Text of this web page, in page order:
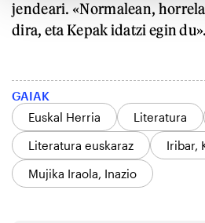
jendeari. «Normalean,
dira, eta Kepak idatzi egin du».
GAIAK
Euskal Herria
Literatura
Literatura euskaraz
Iribar,
Mujika Iraola, Inazio